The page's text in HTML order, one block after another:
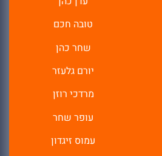
טובה חכם
שחר כהן
יורם גלעזר
מרדכי רוזן
עופר שחר
עמוס זיגדון